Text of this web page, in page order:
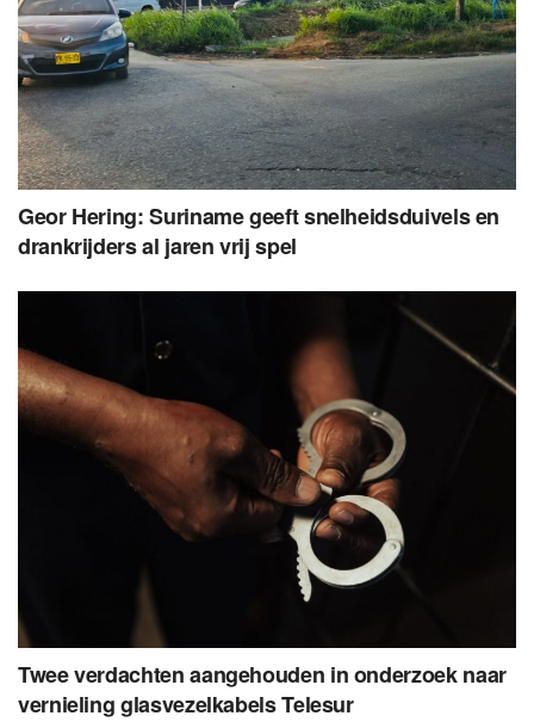
Geor Hering: Suriname geeft snelheidsduivels en
drankrijders al jaren vrij spel
Twee verdachten aangehouden in onderzoek naar
vernieling glasvezelkabels Telesur